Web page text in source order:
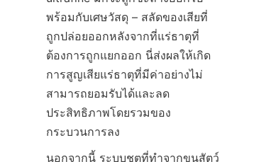
พร้อมกับเศษวัสดุ – สลัดของเสียที่
ถูกปล่อยออกหลังจากที่แร่ธาตุที่
ต้องการถูกแยกออก นี่ส่งผลให้เกิด
การสูญเสียแร่ธาตุที่มีค่าอย่างไม่
สามารถยอมรับได้และลด
ประสิทธิภาพโดยรวมของ
กระบวนการลง
นอกจากนี้ ระบบชูตที่ทำจากขนสัตว์